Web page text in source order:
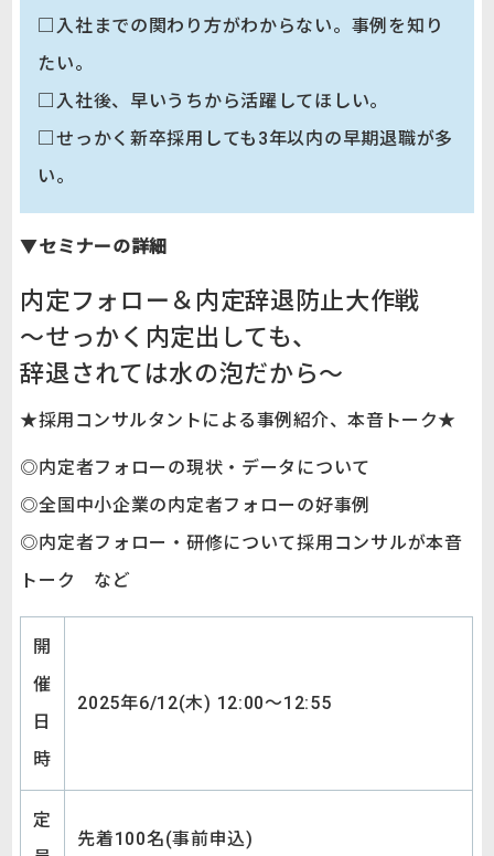
□入社までの関わり方がわからない。事例を知り
たい。
□入社後、早いうちから活躍してほしい。
□せっかく新卒採用しても3年以内の早期退職が多
い。
▼セミナーの詳細
内定フォロー＆内定辞退防止大作戦
～せっかく内定出しても、
辞退されては水の泡だから～
★採用コンサルタントによる事例紹介、本音トーク★
◎内定者フォローの現状・データについて
◎全国中小企業の内定者フォローの好事例
◎内定者フォロー・研修について採用コンサルが本音
トーク など
開
催
日
時
2025年6/12(木) 12:00～12:55
定
先着100名(事前申込)